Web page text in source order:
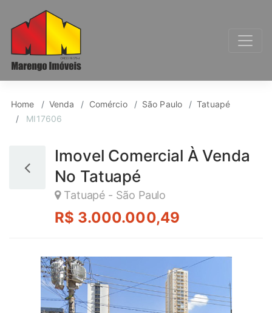
Comércio para
Home Venda Comércio São Paulo
Tatuapé
MI17606
Imovel Comercial À Venda
No Tatuapé
Tatuapé - São Paulo
R$ 3.000.000,49